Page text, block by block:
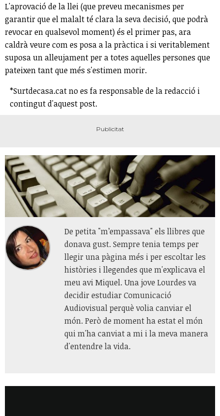
L'aprovació de la llei (que preveu mecanismes per
garantir que el malalt té clara la seva decisió, que podrà
revocar en qualsevol moment) és el primer pas, ara
caldrà veure com es posa a la pràctica i si veritablement
suposa un alleujament per a totes aquelles persones que
pateixen tant que més s'estimen morir.
*Surtdecasa.cat no es fa responsable de la redacció i
contingut d'aquest post.
De petita "m’empassava" els llibres que
donava gust. Sempre tenia temps per
llegir una pàgina més i per escoltar les
històries i llegendes que m'explicava el
meu avi Miquel. Una jove Lourdes va
decidir estudiar Comunicació
Audiovisual perquè volia canviar el
món. Però de moment ha estat el món
qui m'ha canviat a mi i la meva manera
d'entendre la vida.